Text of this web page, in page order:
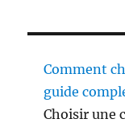
Comment
guide
Choisir une